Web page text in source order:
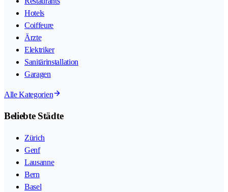
Hotels
Coiffeure
Ärzte
Elektriker
Sanitärinstallation
Garagen
Alle Kategorien
Beliebte Städte
Zürich
Genf
Lausanne
Bern
Basel